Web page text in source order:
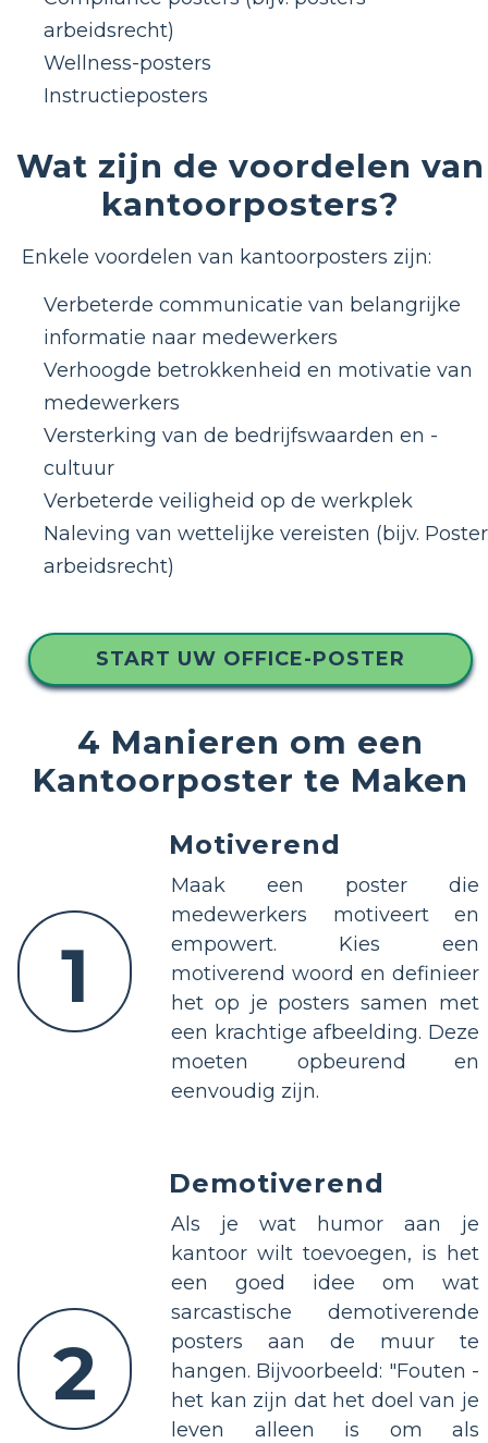
arbeidsrecht)
Wellness-posters
Instructieposters
Wat zijn de voordelen van
kantoorposters?
Enkele voordelen van kantoorposters zijn:
Verbeterde communicatie van belangrijke
informatie naar medewerkers
Verhoogde betrokkenheid en motivatie van
medewerkers
Versterking van de bedrijfswaarden en -
cultuur
Verbeterde veiligheid op de werkplek
Naleving van wettelijke vereisten (bijv.
arbeidsrecht)
START UW OFFICE-POSTER
4 Manieren om een
Kantoorposter te Maken
1
Motiverend
Maak een poster die
medewerkers motiveert en
empowert. Kies een
motiverend woord en definieer
het op je posters samen met
een krachtige afbeelding. Deze
moeten opbeurend en
eenvoudig zijn.
2
Demotiverend
Als je wat humor aan je
kantoor wilt toevoegen, is het
een goed idee om wat
sarcastische demotiverende
posters aan de muur te
hangen. Bijvoorbeeld: "Fouten -
het kan zijn dat het doel van je
leven alleen is om als